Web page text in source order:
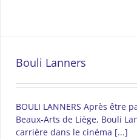
Bouli Lanners
BOULI LANNERS Après être
Beaux-Arts de Liège, Bouli
carrière dans le cinéma [...]